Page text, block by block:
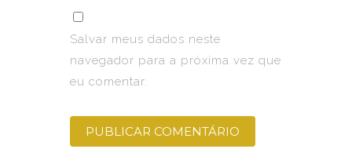
Salvar meus dados neste
navegador para a próxima vez que
eu comentar.